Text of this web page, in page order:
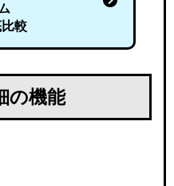
較
の機能